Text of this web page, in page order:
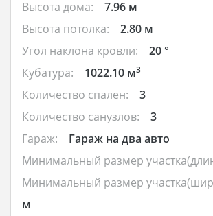
Высота дома:
7.96 м
Высота потолка:
2.80 м
Угол наклона кровли:
20 °
Кубатура:
1022.10 м3
Количество спален:
3
Количество санузлов:
3
Гараж:
Гараж на два авто
Минимальный размер
Минимальный размер
м